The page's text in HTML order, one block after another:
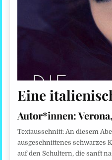
Eine
Autor*innen:
Textausschnitt: An diesem
ausgeschnittenes schwarzes
auf den Schultern, die sanft